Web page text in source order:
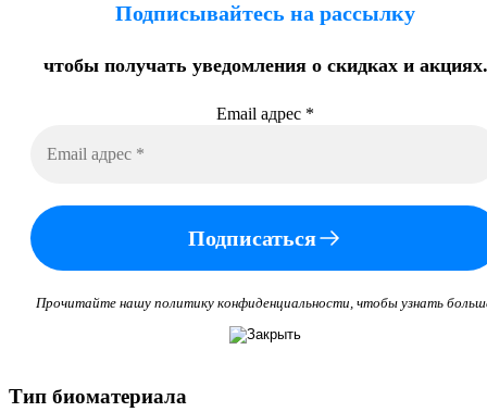
Подписывайтесь на рассылку
чтобы получать уведомления о скидках и акциях.
Email адрес *
Подписаться
Прочитайте нашу политику конфиденциальности, чтобы узнать
Тип биоматериала